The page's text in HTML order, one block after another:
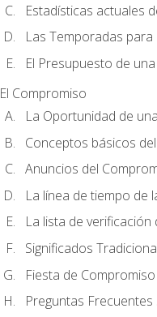
Estadísticas actuales
Las Temporadas para
El Presupuesto de
El Compromiso
La Oportunidad de
Conceptos básicos
Anuncios del
La línea de tiempo de
La lista de verificación
Significados
Fiesta de
Preguntas